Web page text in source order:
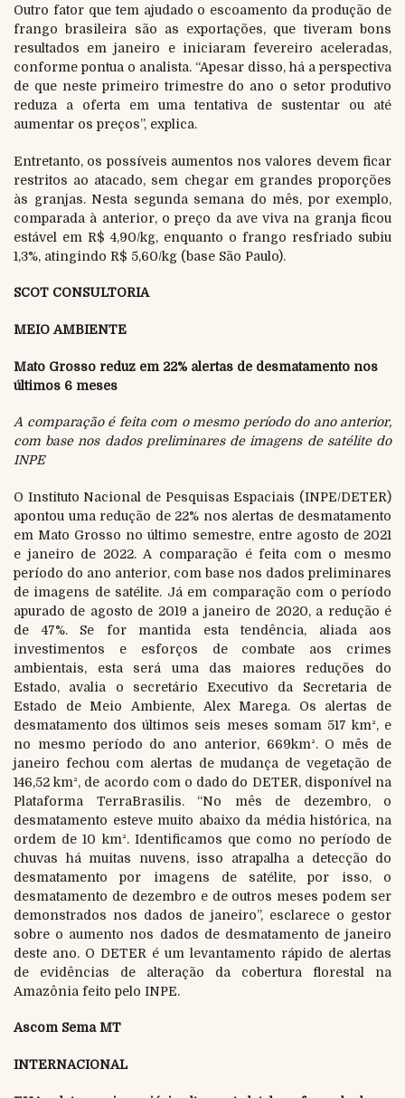
Outro fator que tem ajudado o escoamento da produção de
frango brasileira são as exportações, que tiveram bons
resultados em janeiro e iniciaram fevereiro aceleradas,
conforme pontua o analista. “Apesar disso, há a perspectiva
de que neste primeiro trimestre do ano o setor produtivo
reduza a oferta em uma tentativa de sustentar ou até
aumentar os preços”, explica.
Entretanto, os possíveis aumentos nos valores devem ficar
restritos ao atacado, sem chegar em grandes proporções
às granjas. Nesta segunda semana do mês, por exemplo,
comparada à anterior, o preço da ave viva na granja ficou
estável em R$ 4,90/kg, enquanto o frango resfriado subiu
1,3%, atingindo R$ 5,60/kg (base São Paulo).
SCOT CONSULTORIA
MEIO AMBIENTE
Mato Grosso reduz em 22% alertas de desmatamento nos
últimos 6 meses
A comparação é feita com o mesmo período do ano anterior,
com base nos dados preliminares de imagens de satélite do
INPE
O Instituto Nacional de Pesquisas Espaciais (INPE/DETER)
apontou uma redução de 22% nos alertas de desmatamento
em Mato Grosso no último semestre, entre agosto de 2021
e janeiro de 2022. A comparação é feita com o mesmo
período do ano anterior, com base nos dados preliminares
de imagens de satélite. Já em comparação com o período
apurado de agosto de 2019 a janeiro de 2020, a redução é
de 47%. Se for mantida esta tendência, aliada aos
investimentos e esforços de combate aos crimes
ambientais, esta será uma das maiores reduções do
Estado, avalia o secretário Executivo da Secretaria de
Estado de Meio Ambiente, Alex Marega. Os alertas de
desmatamento dos últimos seis meses somam 517 km², e
no mesmo período do ano anterior, 669km². O mês de
janeiro fechou com alertas de mudança de vegetação de
146,52 km², de acordo com o dado do DETER, disponível na
Plataforma TerraBrasilis. “No mês de dezembro, o
desmatamento esteve muito abaixo da média histórica, na
ordem de 10 km². Identificamos que como no período de
chuvas há muitas nuvens, isso atrapalha a detecção do
desmatamento por imagens de satélite, por isso, o
desmatamento de dezembro e de outros meses podem ser
demonstrados nos dados de janeiro”, esclarece o gestor
sobre o aumento nos dados de desmatamento de janeiro
deste ano. O DETER é um levantamento rápido de alertas
de evidências de alteração da cobertura florestal na
Amazônia feito pelo INPE.
Ascom Sema MT
INTERNACIONAL